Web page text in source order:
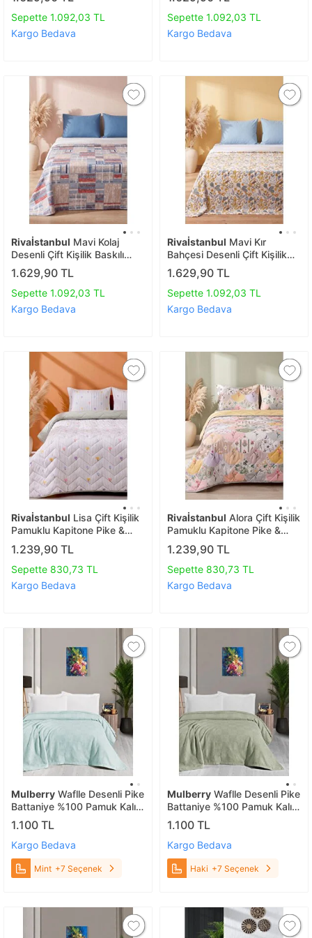
200x230 Cm
Sepette 1.092,03 TL
Kargo Bedava
200x230 Cm
Sepette 1.092,03 TL
Kargo Bedava
Rivaİstanbul Mavi Kolaj
Desenli Çift Kişilik Baskılı
Pike & Yatak Örtüsü
200x230 Cm
1.629,90 TL
Sepette 1.092,03 TL
Kargo Bedava
Rivaİstanbul Mavi Kır
Bahçesi Desenli Çift Kişilik
Baskılı Pike & Yatak Örtüsü
200x230 Cm
1.629,90 TL
Sepette 1.092,03 TL
Kargo Bedava
Rivaİstanbul Lisa Çift Kişilik
Pamuklu Kapitone Pike &
Yatak Örtüsü
1.239,90 TL
Sepette 830,73 TL
Kargo Bedava
Rivaİstanbul Alora Çift Kişilik
Pamuklu Kapitone Pike &
Yatak Örtüsü
1.239,90 TL
Sepette 830,73 TL
Kargo Bedava
Mulberry Waflle Desenli Pike
Battaniye %100 Pamuk Kalın
İplik Yumuşak Battal Boy
240 X 260 Mint
1.100 TL
Kargo Bedava
Mint +7 Seçenek
Mulberry Waflle Desenli Pike
Battaniye %100 Pamuk Kalın
İplik Yumuşak Battal Boy
240 X 260 Haki
1.100 TL
Kargo Bedava
Haki +7 Seçenek